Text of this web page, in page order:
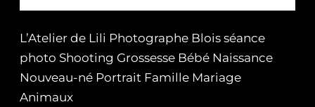
L’Atelier de Lili Photographe Blois séance
photo Shooting Grossesse Bébé Naissance
Nouveau-né Portrait Famille Mariage
Animaux